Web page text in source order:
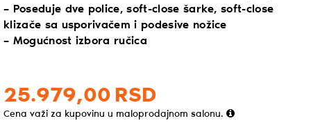
– Poseduje dve police, soft-close šarke, soft-close
klizače sa usporivačem i podesive nožice
– Mogućnost izbora ručica
25.979,00 RSD
Cena važi za kupovinu u maloprodajnom salonu.